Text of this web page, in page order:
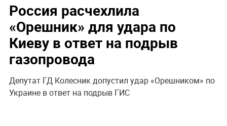
Россия расчехлила
«Орешник» для удара по
Киеву в ответ на подрыв
газопровода
Депутат ГД Колесник допустил удар «Орешником» по
Украине в ответ на подрыв ГИС